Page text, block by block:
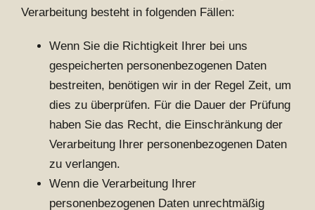
Verarbeitung besteht in folgenden Fällen:
Wenn Sie die Richtigkeit Ihrer bei uns
gespeicherten personenbezogenen Daten
bestreiten, benötigen wir in der Regel Zeit, um
dies zu überprüfen. Für die Dauer der Prüfung
haben Sie das Recht, die Einschränkung der
Verarbeitung Ihrer personenbezogenen Daten
zu verlangen.
Wenn die Verarbeitung Ihrer
personenbezogenen Daten unrechtmäßig